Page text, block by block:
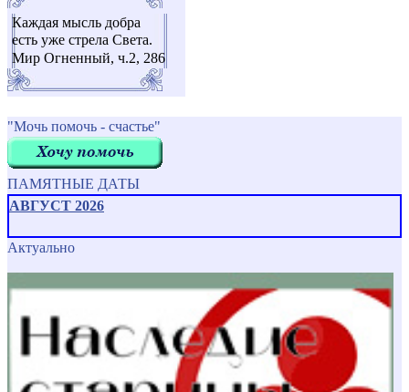
Каждая мысль добра
есть уже стрела Света.
Мир Огненный, ч.2, 286
"Мочь помочь - счастье"
ПАМЯТНЫЕ ДАТЫ
АВГУСТ 2026
Актуально